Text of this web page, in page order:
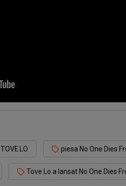
TOVE LO piesa No One Dies
Tove Lo a lansat No One Dies